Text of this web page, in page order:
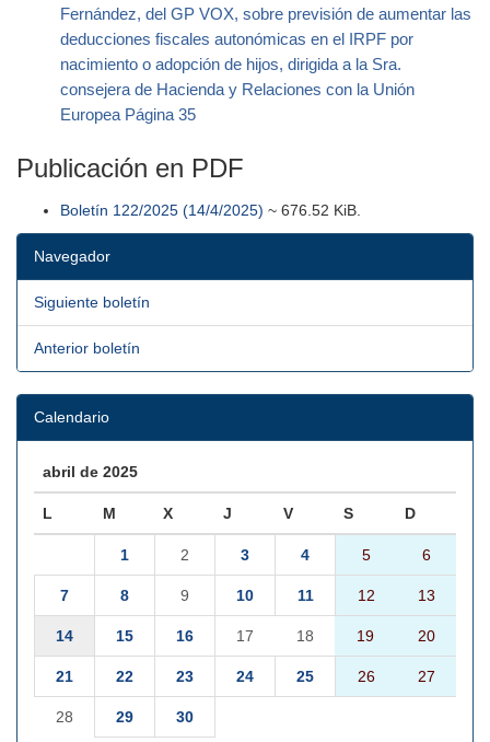
Fernández, del GP VOX, sobre previsión de aumentar las
deducciones fiscales autonómicas en el IRPF por
nacimiento o adopción de hijos, dirigida a la Sra.
consejera de Hacienda y Relaciones con la Unión
Europea Página 35
Publicación en PDF
Boletín 122/2025 (14/4/2025) ~ 676.52 KiB.
Navegador
Siguiente boletín
Anterior boletín
Calendario
abril de 2025
L M X J V S D
1 2 3 4 5 6
7 8 9 10 11 12 13
14 15 16 17 18 19 20
21 22 23 24 25 26 27
28 29 30